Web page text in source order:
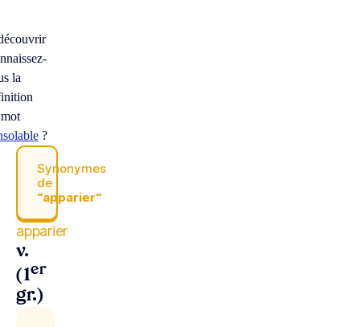
la
?
Synonymes
de
“apparier“
apparier
v.
(1er
gr.)